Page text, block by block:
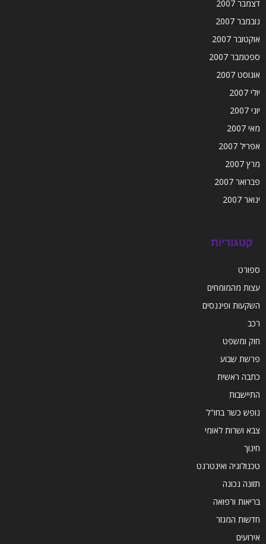
דצמבר 2007
נובמבר 2007
אוקטובר 2007
ספטמבר 2007
אוגוסט 2007
יולי 2007
יוני 2007
מאי 2007
אפריל 2007
מרץ 2007
פברואר 2007
ינואר 2007
קטגוריות
ספורט
עצות מהמומחים
השקעות ופיננסים
רכב
חוק ומשפט
פרשת שבוע
כתבה ראשית
התיישבות
נופש כשר בחו"ל
צבא ושרות לאומי
חינוך
טכנולוגיה ואינטרנט
תזונה נכונה
בריאות ורפואה
חדשות המגזר
אירועים